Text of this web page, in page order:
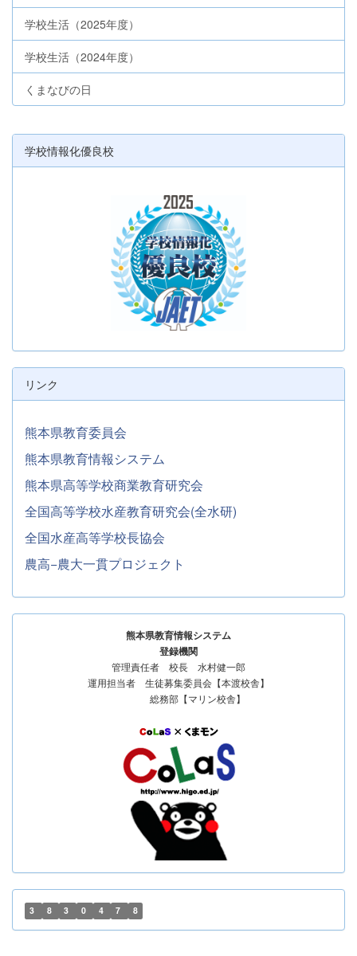
学校生活（2025年度）
学校生活（2024年度）
くまなびの日
学校情報化優良校
リンク
熊本県教育委員会
熊本県教育情報システム
熊本県高等学校商業教育研究会
全国高等学校水産教育研究会(全水研)
全国水産高等学校長協会
農高−農大一貫プロジェクト
熊本県教育情報システム
登録機関
管理責任者 校長 水村健一郎
運用担当者 生徒募集委員会【本渡校舎】
総務部【マリン校舎】
3 8 3 0 4 7 8